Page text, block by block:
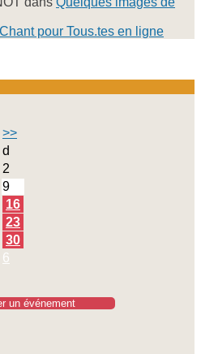
Chant pour Tous.tes en ligne
>>
d
2
9
16
23
30
6
un événement